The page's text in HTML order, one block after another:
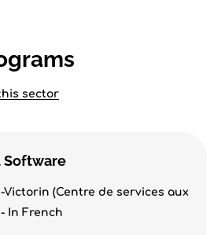
sector
Software
Victorin (Centre de services aux
In French